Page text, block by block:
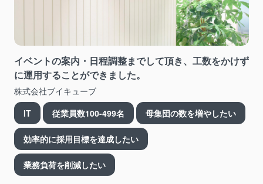
イベントの案内・日程調整までして頂き、工数をかけず
に運用することができました。
株式会社ブイキューブ
IT
従業員数100-499名 母集団の数を増やしたい
効率的に採用目標を達成したい
業務負荷を削減したい